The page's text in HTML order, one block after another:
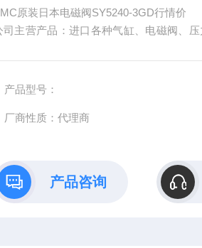
原装日本电磁阀SY5240-3GD行情价
司主营产品：进口各种气缸、电磁阀、
产品型号：
厂商性质：代理商
产品咨询